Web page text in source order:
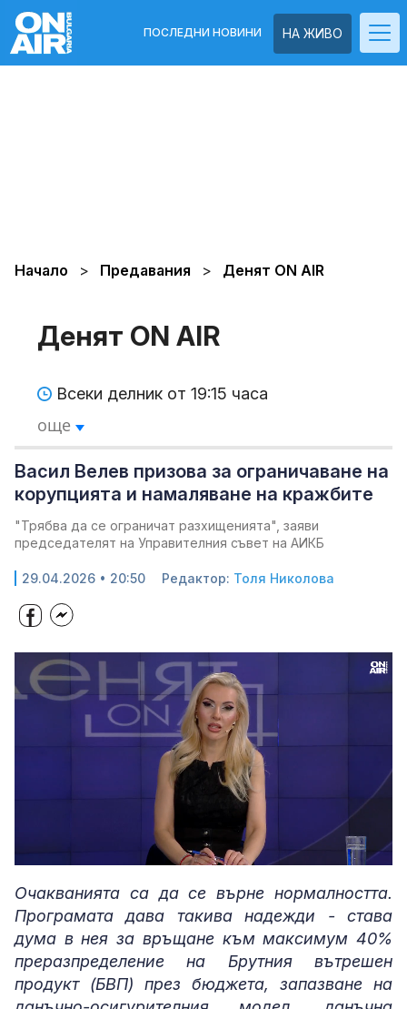
НА ЖИВО
ПОСЛЕДНИ НОВИНИ
Начало Предавания Денят ON AIR
Денят ON AIR
Всеки делник от 19:15 часа
още
Васил Велев призова за ограничаване на
корупцията и намаляване на кражбите
"Трябва да се ограничат разхищенията", заяви
председателят на Управителния съвет на АИКБ
29.04.2026 • 20:50 Редактор: Толя Николова
Очакванията са да се върне нормалността.
Програмата дава такива надежди - става
дума в нея за връщане към максимум 40%
преразпределение на Брутния вътрешен
продукт (БВП) през бюджета, запазване на